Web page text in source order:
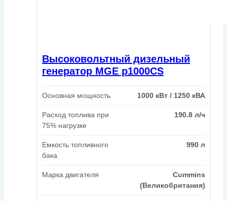
Высоковольтный дизельный
генератор MGE p1000CS
Основная мощность 1000 кВт / 1250 кВА
Расход топлива при
75% нагрузке
190.8 л/ч
Емкость топливного
бака
990 л
Марка двигателя
Cummins
(Великобритания)